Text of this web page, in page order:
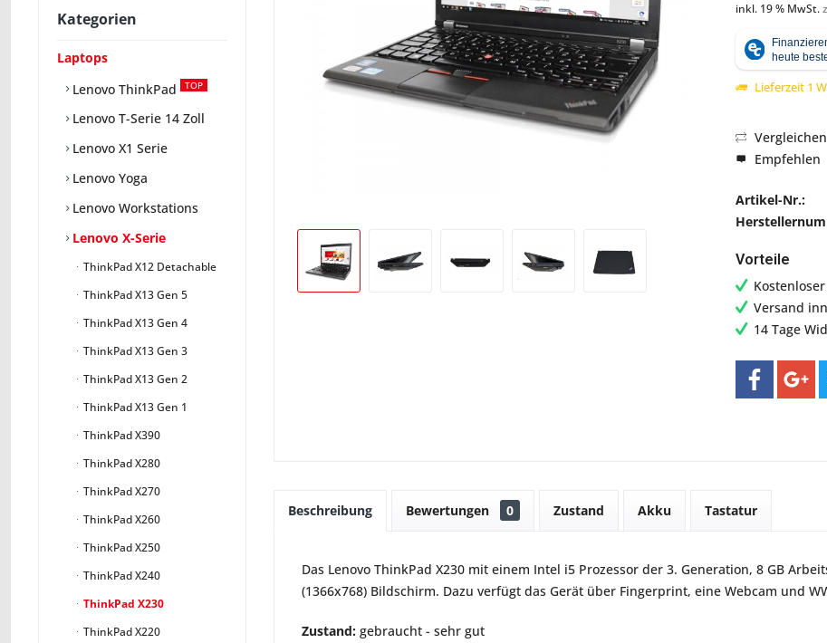
Kategorien
Laptops
Lenovo ThinkPad
TOP
Lenovo T-Serie 14 Zoll
Lenovo X1 Serie
Lenovo Yoga
Lenovo Workstations
Lenovo X-Serie
ThinkPad X12 Detachable
ThinkPad X13 Gen 5
ThinkPad X13 Gen 4
ThinkPad X13 Gen 3
ThinkPad X13 Gen 2
ThinkPad X13 Gen 1
ThinkPad X390
ThinkPad X280
ThinkPad X270
ThinkPad X260
ThinkPad X250
ThinkPad X240
ThinkPad X230
ThinkPad X220
Abbildung ähnlich
inkl. 19 % MwSt.
Lieferzeit 1
Vergleichen
Empfehlen
Artikel-Nr.:
Vorteile
Versand
14 Tage
Beschreibung Bewertungen 0 Zustand Akku Tastatur
Das Lenovo ThinkPad X230 mit einem Intel i5 Prozessor der 3. Generation, 8 GB
(1366x768) Bildschirm. Dazu verfügt das Gerät über Fingerprint, eine Webcam und
Zustand: gebraucht - sehr gut